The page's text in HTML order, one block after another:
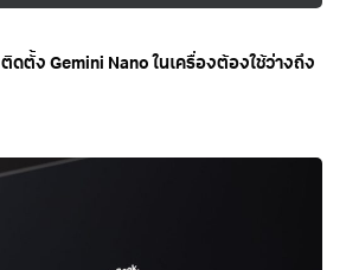
ตั้ง Gemini Nano ในเครื่องต้องใช้ว่างถึง